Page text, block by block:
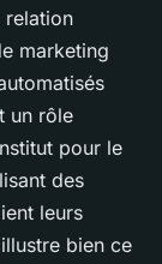
relation
marketing
un rôle
pour le
des
leurs
bien ce